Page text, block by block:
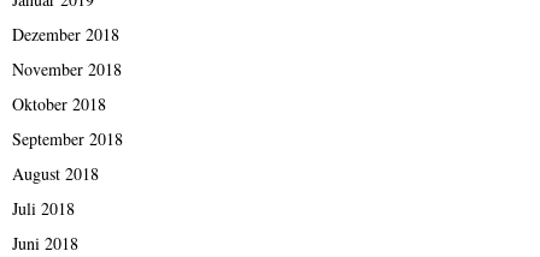
Dezember 2018
November 2018
Oktober 2018
September 2018
August 2018
Juli 2018
Juni 2018